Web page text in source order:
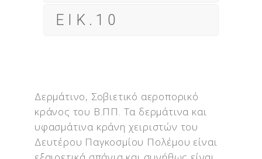
ΕΙΚ.10
Δερμάτινο, Σοβιετικό αεροπορικό
κράνος του Β.ΠΠ. Τα δερμάτινα και
υφασμάτινα κράνη χειριστών του
Δευτέρου Παγκοσμίου Πολέμου είναι
εξαιρετικά σπάνια και συνήθως είναι